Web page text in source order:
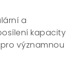
a
kapacity
významnou